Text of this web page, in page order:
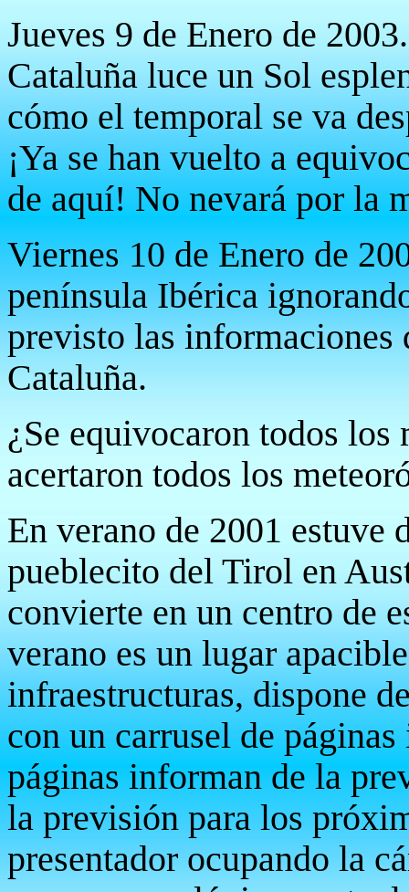
Jueves 9 de Enero de
Cataluña luce un Sol
cómo el temporal se va
¡Ya se han vuelto a
de aquí! No nevará por la
Viernes 10 de Enero de
península Ibérica
previsto las informaciones
Cataluña.
¿Se equivocaron todos
acertaron todos los
En verano de 2001 estuve
pueblecito del Tirol en
convierte en un centro de
verano es un lugar
infraestructuras, dispone
con un carrusel de
páginas informan de la
la previsión para los
presentador ocupando la